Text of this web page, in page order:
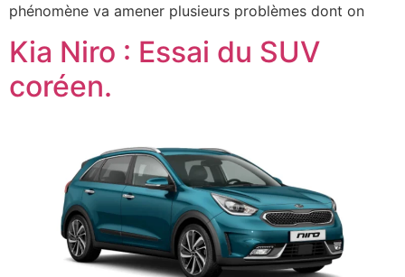
phénomène va amener plusieurs problèmes dont on
Kia Niro : Essai du SUV
coréen.